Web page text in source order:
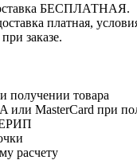
БЕСПЛАТНАЯ.
платная,
заказе.
получении товара
или MasterCard при
ЕРИП
расчету